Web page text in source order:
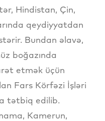
Hindistan, Çin,
qeydiyyatdan
Bundan əlavə,
boğazında
etmək üçün
Fars Körfəzi İşləri
tətbiq edilib.
Kamerun,